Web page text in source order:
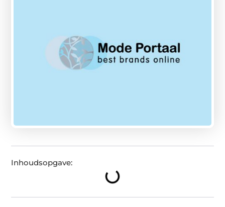
Inhoudsopgave: